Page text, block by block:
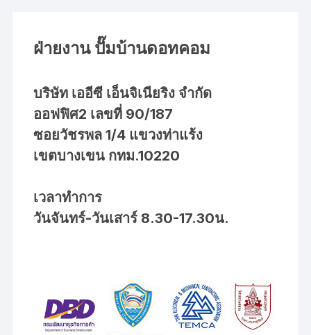
ฝ่ายงาน ปั๊มบ้านดอทคอม
บริษัท เออีซี เอ็นจิเนียริง จำกัด
ออฟฟิศ2 เลขที่ 90/187
ซอยวัชรพล 1/4 แขวงท่าแร้ง
เขตบางเขน กทม.10220
เวลาทำการ
วันจันทร์-วันเสาร์ 8.30-17.30น.